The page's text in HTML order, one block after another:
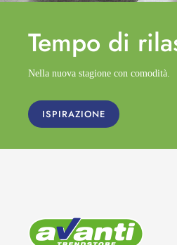
Tempo di
Nella nuova stagione con comodità.
ISPIRAZIONE